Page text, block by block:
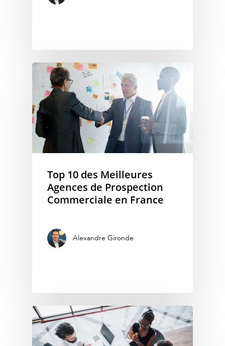
Top 10 des Meilleures
Agences de Prospection
Commerciale en France
Alexandre Gironde